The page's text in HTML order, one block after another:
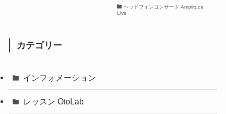
ヘッドフォンコンサート Amplitude
Live
カテゴリー
インフォメーション
レッスン OtoLab